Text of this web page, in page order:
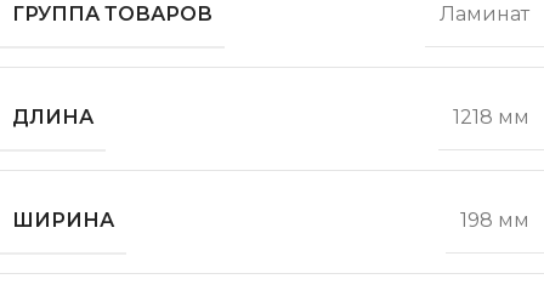
ГРУППА ТОВАРОВ
Ламинат
ДЛИНА 1218 мм
ШИРИНА 198 мм